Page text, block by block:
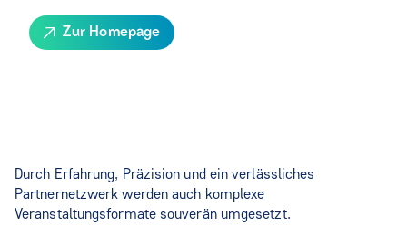
Zur Homepage
Durch Erfahrung, Präzision und ein verlässliches
Partnernetzwerk werden auch komplexe
Veranstaltungsformate souverän umgesetzt.